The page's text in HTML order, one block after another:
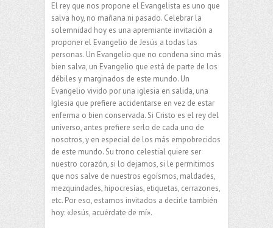
El rey que nos propone el Evangelista es uno que
salva hoy, no mañana ni pasado. Celebrar la
solemnidad hoy es una apremiante invitación a
proponer el Evangelio de Jesús a todas las
personas. Un Evangelio que no condena sino más
bien salva, un Evangelio que está de parte de los
débiles y marginados de este mundo. Un
Evangelio vivido por una iglesia en salida, una
Iglesia que prefiere accidentarse en vez de estar
enferma o bien conservada. Si Cristo es el rey del
universo, antes prefiere serlo de cada uno de
nosotros, y en especial de los más empobrecidos
de este mundo. Su trono celestial quiere ser
nuestro corazón, si lo dejamos, si le permitimos
que nos salve de nuestros egoísmos, maldades,
mezquindades, hipocresías, etiquetas, cerrazones,
etc. Por eso, estamos invitados a decirle también
hoy: «Jesús, acuérdate de mí».